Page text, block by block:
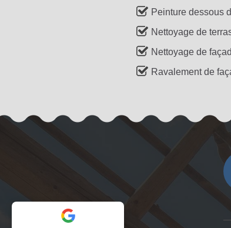
Peinture dessous
Nettoyage de
Nettoyage de
Ravalement de